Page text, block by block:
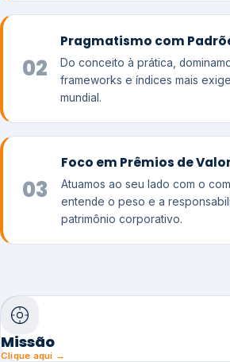
02
Pragmatismo com
Do conceito à prática,
frameworks e índices mais
mundial.
03
Foco em Prêmios de
Atuamos ao seu lado com o
entende o peso e a
patrimônio corporativo.
Missão
Clique aqui →